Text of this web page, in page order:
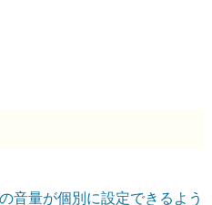
音量が個別に設定できるよう